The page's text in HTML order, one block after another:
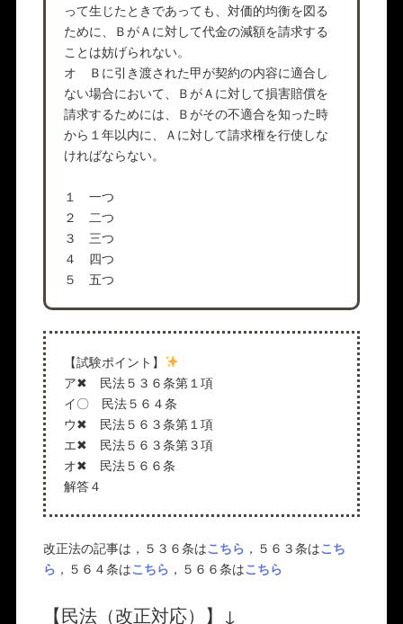
って生じたときであっても、対価的均衡を図る
ために、ＢがＡに対して代金の減額を請求する
ことは妨げられない。
オ Ｂに引き渡された甲が契約の内容に適合し
ない場合において、ＢがＡに対して損害賠償を
請求するためには、Ｂがその不適合を知った時
から１年以内に、Ａに対して請求権を行使しな
ければならない。
１ 一つ
２ 二つ
３ 三つ
４ 四つ
５ 五つ
【試験ポイント】
ア✖ 民法５３６条第１項
イ〇 民法５６４条
ウ✖ 民法５６３条第１項
エ✖ 民法５６３条第３項
オ✖ 民法５６６条
解答４
改正法の記事は，５３６条はこちら ，５６３条はこち
ら ，５６４条はこちら ，５６６条はこちら
【民法（改正対応）】↓